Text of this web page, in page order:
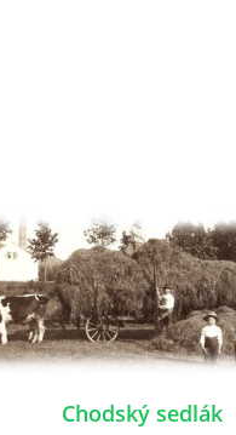
Chodský sedlák